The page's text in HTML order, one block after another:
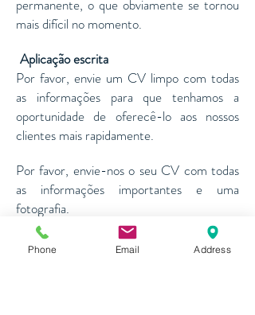
permanente, o que obviamente se tornou
mais difícil no momento.
Aplicação escrita
Por favor, envie um CV limpo com todas
as informações para que tenhamos a
oportunidade de oferecê-lo aos nossos
clientes mais rapidamente.
Por favor, envie-nos o seu CV com todas
as informações importantes e uma
fotografia.
Inscreva-se agora
Phone Email Address